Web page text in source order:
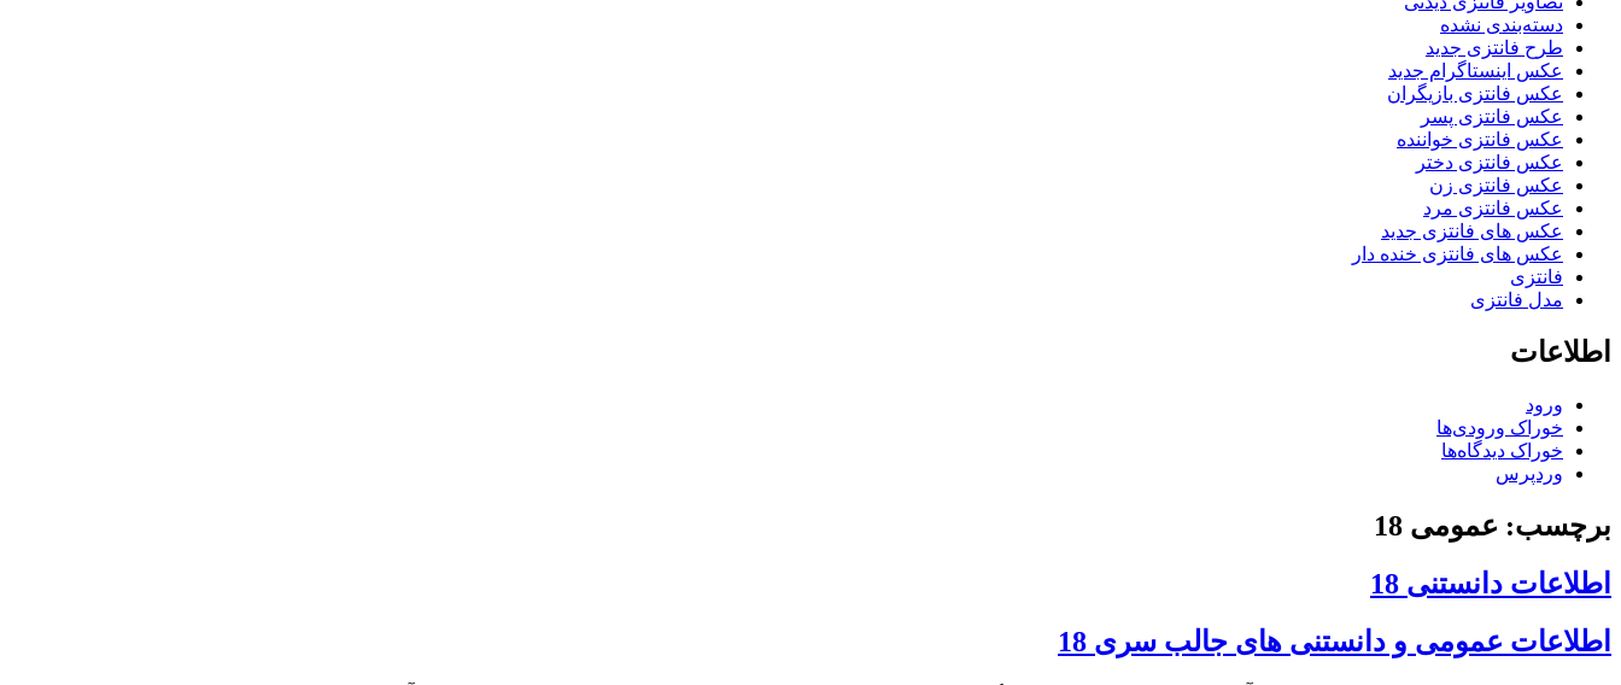
دسته‌بندی نشده
طرح فانتزی جدید
عکس اینستاگرام جدید
عکس فانتزی بازیگران
عکس فانتزی پسر
عکس فانتزی خواننده
عکس فانتزی دختر
عکس فانتزی زن
عکس فانتزی مرد
عکس های فانتزی جدید
عکس های فانتزی خنده دار
فانتزی
مدل فانتزی
اطلاعات
ورود
خوراک ورودی‌ها
خوراک دیدگاه‌ها
وردپرس
برچسب: عمومی 18
اطلاعات دانستنی 18
اطلاعات عمومی و دانستنی های جالب سری 18